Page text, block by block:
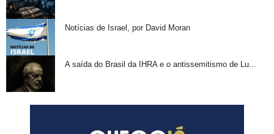
Notícias de Israel, por David Moran
A saída do Brasil da IHRA e o antissemitismo de Lu...